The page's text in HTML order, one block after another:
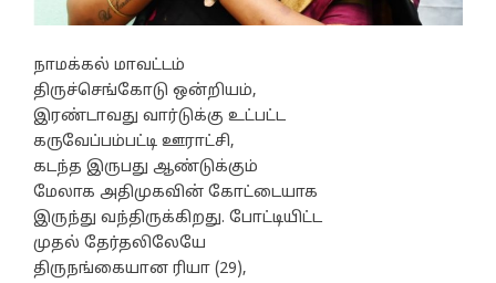
நாமக்கல் மாவட்டம்
திருச்செங்கோடு ஒன்றியம்,
இரண்டாவது வார்டுக்கு உட்பட்ட
கருவேப்பம்பட்டி ஊராட்சி,
கடந்த இருபது ஆண்டுக்கும்
மேலாக அதிமுகவின் கோட்டையாக
இருந்து வந்திருக்கிறது. போட்டியிட்ட
முதல் தேர்தலிலேயே
திருநங்கையான ரியா (29),